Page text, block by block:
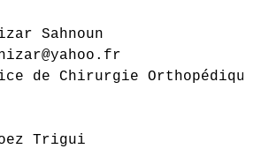
Sahnoun
de Chirurgie Orthopédique
Trigui